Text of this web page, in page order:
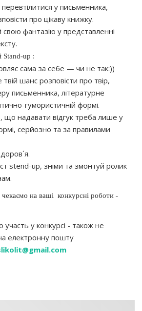
у письменника,
про цікаву книжку.
фантазію у представленні
Stand-up :
сама за себе — чи не так:))
шанс розповісти про твір,
письменника, літературне
гумористичній формі.
що надавати відгук треба лише у
серйозно та за правилами
stend-up, зніми та змонтуй ролик
на ваші конкурсні роботи -
у конкурсі - також не
електронну пошту